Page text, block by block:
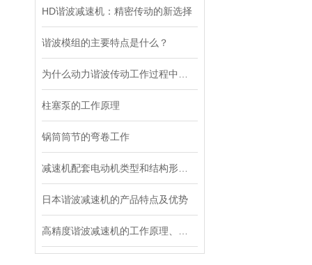
HD谐波减速机：精密传动的新选择
谐波模组的主要特点是什么？
柱塞泵的工作原理
锅筒筒节的弯卷工作
日本谐波减速机的产品特点及优势